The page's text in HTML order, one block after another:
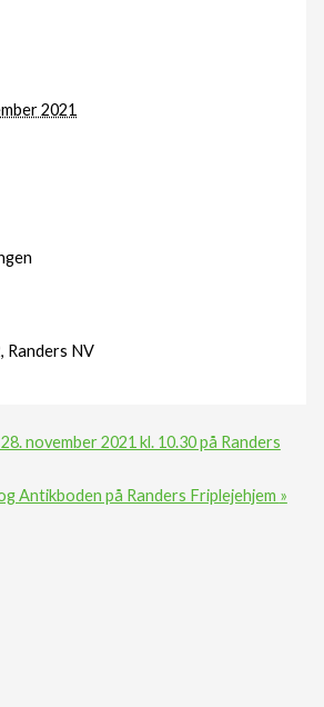
2021
Randers NV
november 2021 kl. 10.30 på Randers
Antikboden på Randers Friplejehjem »